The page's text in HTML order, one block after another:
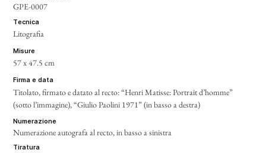
GPE-0007
tecnica
Litografia
misure
57 x 47.5 cm
firma e data
Titolato, firmato e datato al recto: “Henri Matisse: Portrait d’homme”
(sotto l’immagine), “Giulio Paolini 1971” (in basso a destra)
numerazione
Numerazione autografa al recto, in basso a sinistra
tiratura